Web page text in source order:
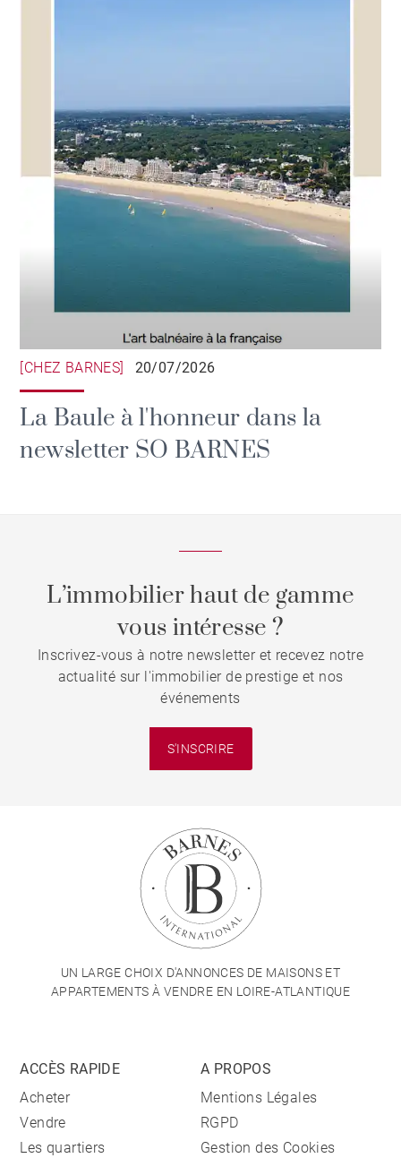
[CHEZ BARNES] 20/07/2026
La Baule à l'honneur dans la
newsletter SO BARNES
L’immobilier haut de gamme
vous intéresse ?
Inscrivez-vous à notre newsletter et recevez notre
actualité sur l'immobilier de prestige et nos
événements
S'INSCRIRE
UN LARGE CHOIX D'ANNONCES DE MAISONS ET
APPARTEMENTS À VENDRE EN LOIRE-ATLANTIQUE
ACCÈS RAPIDE
Acheter
Vendre
Les quartiers
A PROPOS
Mentions Légales
RGPD
Gestion des Cookies